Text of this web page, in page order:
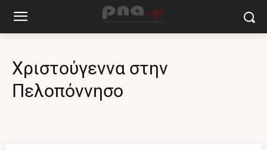
Χριστούγεννα στην
Πελοπόννησο